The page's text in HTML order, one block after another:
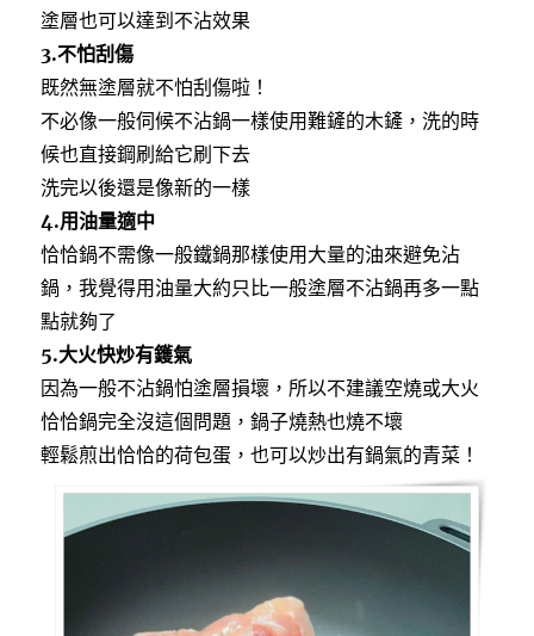
塗層也可以達到不沾效果
3.不怕刮傷
既然無塗層就不怕刮傷啦！
不必像一般伺候不沾鍋一樣使用難鏟的木鏟，洗的時
候也直接鋼刷給它刷下去
洗完以後還是像新的一樣
4.用油量適中
恰恰鍋不需像一般鐵鍋那樣使用大量的油來避免沾
鍋，我覺得用油量大約只比一般塗層不沾鍋再多一點
點就夠了
5.大火快炒有鑊氣
因為一般不沾鍋怕塗層損壞，所以不建議空燒或大火
恰恰鍋完全沒這個問題，鍋子燒熱也燒不壞
輕鬆煎出恰恰的荷包蛋，也可以炒出有鍋氣的青菜！